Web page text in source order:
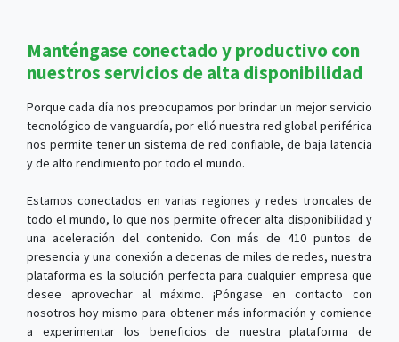
Porque cada día nos preocupamos por brindar un mejor servicio
tecnológico de vanguardía, por elló nuestra red global periférica
nos permite tener un sistema de red confiable, de baja latencia
Estamos conectados en varias regiones y redes troncales de
todo el mundo, lo que nos permite ofrecer alta disponibilidad y
una aceleración del contenido. Con más de 410 puntos de
plataforma es la solución perfecta para cualquier empresa que
desee aprovechar al máximo. ¡Póngase en contacto con
nosotros hoy mismo para obtener más información y comience
a experimentar los beneficios de nuestra plataforma de
vanguardia!
Baja Latencia